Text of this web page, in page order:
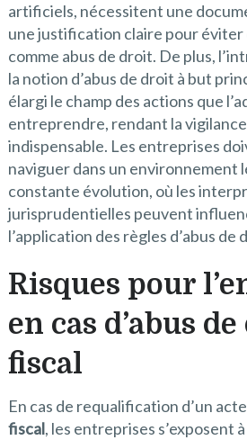
artificiels, nécessitent une
une justification claire pour éviter
comme abus de droit. De plus,
la notion d’abus de droit à but
élargi le champ des actions que
entreprendre, rendant la
indispensable. Les entreprises
naviguer dans un environnement
constante évolution, où les
jurisprudentielles peuvent
l’application des règles d’abus de
Risques pour
en cas d’abus
fiscal
En cas de requalification d’un
fiscal, les entreprises s’exposent